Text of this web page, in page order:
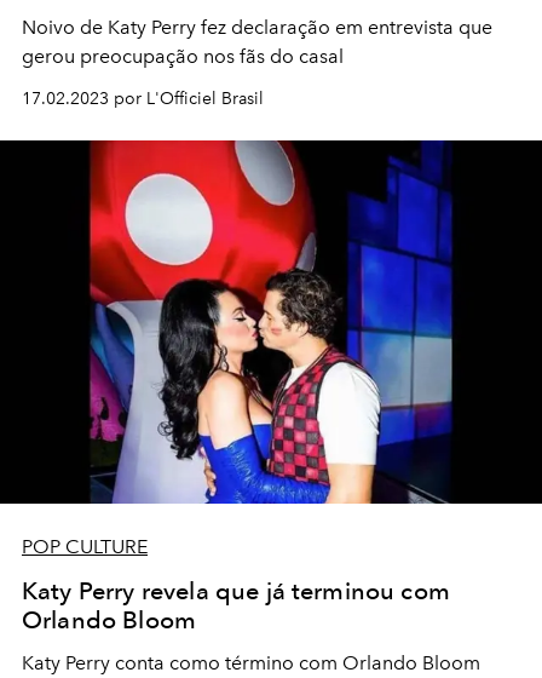
Noivo de Katy Perry fez declaração em entrevista que
gerou preocupação nos fãs do casal
17.02.2023 por L'Officiel Brasil
POP CULTURE
Katy Perry revela que já terminou com
Orlando Bloom
Katy Perry conta como término com Orlando Bloom